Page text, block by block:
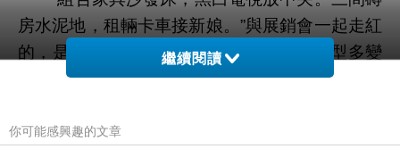
房水泥地，租輛卡車接新娘。”與展銷會一起走紅
的，是產量高、規格統一、拆卸方便、造型多變
的板式家具，在當時引領了整個行業的風潮。
90年代：固定網點走紅，365天來體驗
繼續閱讀
你可能感興趣的文章